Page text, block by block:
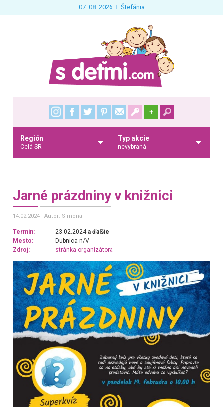
07. 08. 2026 Štefánia
+
Región
Celá SR
Typ akcie
nevybraná
Jarné prázdniny v knižnici
14.02.2024 Autor: Simona
Termín: 23.02.2024a ďalšie
Mesto:
Dubnica n/V
Zdroj:
stránka organizátora